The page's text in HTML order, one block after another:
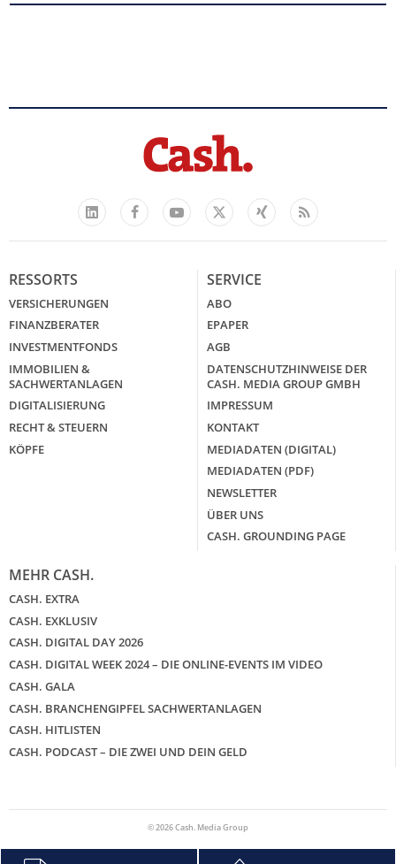
LinkedIn
FacebookYouTube
X
Xing Feed
RESSORTS
VERSICHERUNGEN
FINANZBERATER
INVESTMENTFONDS
IMMOBILIEN &
SACHWERTANLAGEN
DIGITALISIERUNG
RECHT & STEUERN
KÖPFE
SERVICE
ABO
EPAPER
AGB
DATENSCHUTZHINWEISE DER
CASH. MEDIA GROUP GMBH
IMPRESSUM
KONTAKT
MEDIADATEN (DIGITAL)
MEDIADATEN (PDF)
NEWSLETTER
ÜBER UNS
CASH. GROUNDING PAGE
MEHR CASH.
CASH. EXTRA
CASH. EXKLUSIV
CASH. DIGITAL DAY 2026
CASH. DIGITAL WEEK 2024 – DIE ONLINE-EVENTS IM VIDEO
CASH. GALA
CASH. BRANCHENGIPFEL SACHWERTANLAGEN
CASH. HITLISTEN
CASH. PODCAST – DIE ZWEI UND DEIN GELD
© 2026 Cash. Media Group